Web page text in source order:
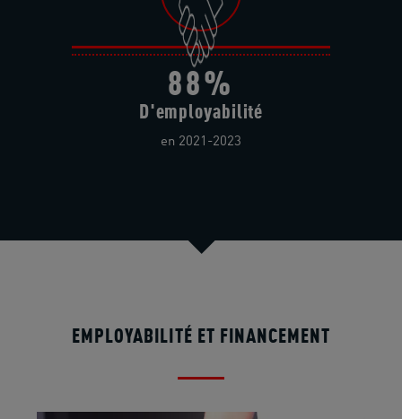
88%
D'employabilité
en 2021-2023
EMPLOYABILITÉ ET FINANCEMENT